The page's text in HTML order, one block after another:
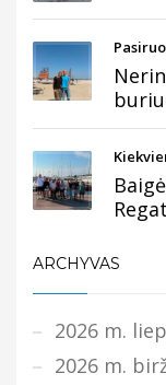
ARCHYVAS
2026 m.
2026 m.